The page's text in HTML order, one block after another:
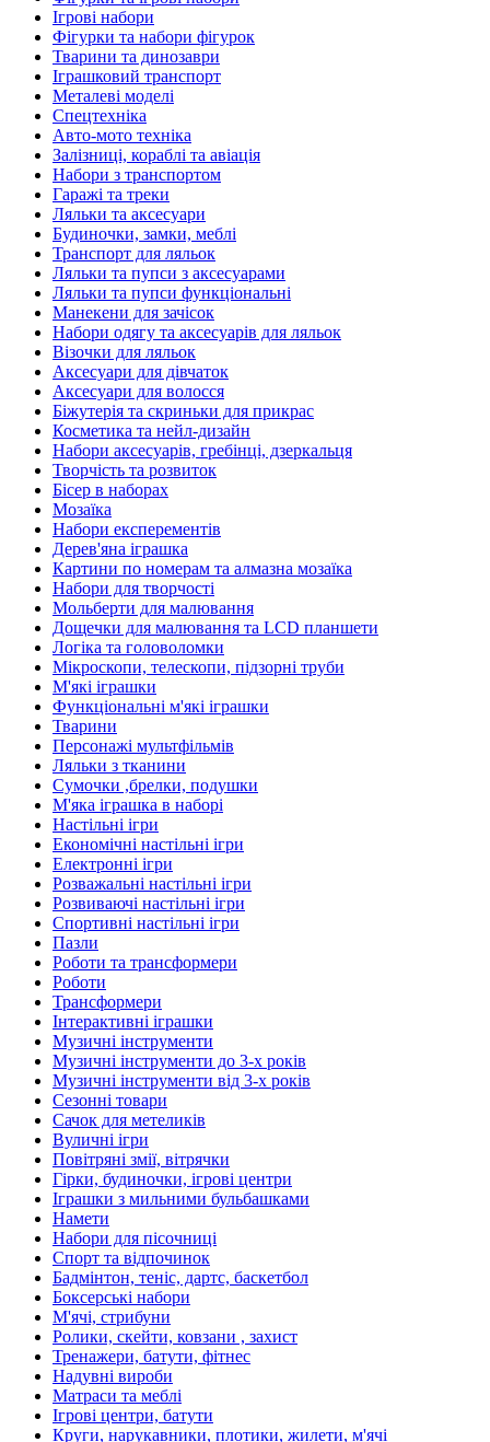
Ігрові набори
Фігурки та набори фігурок
Тварини та динозаври
Іграшковий транспорт
Металеві моделі
Спецтехніка
Авто-мото техніка
Залізниці, кораблі та авіація
Набори з транспортом
Гаражі та треки
Ляльки та аксесуари
Будиночки, замки, меблі
Транспорт для ляльок
Ляльки та пупси з аксесуарами
Ляльки та пупси функціональні
Манекени для зачісок
Набори одягу та аксесуарів для ляльок
Візочки для ляльок
Аксесуари для дівчаток
Аксесуари для волосся
Біжутерія та скриньки для прикрас
Косметика та нейл-дизайн
Набори аксесуарів, гребінці, дзеркальця
Творчість та розвиток
Бісер в наборах
Мозаїка
Набори експерементів
Дерев'яна іграшка
Картини по номерам та алмазна мозаїка
Набори для творчості
Мольберти для малювання
Дощечки для малювання та LCD планшети
Логіка та головоломки
Мікроскопи, телескопи, підзорні труби
М'які іграшки
Функціональні м'які іграшки
Тварини
Персонажі мультфільмів
Ляльки з тканини
Сумочки ,брелки, подушки
М'яка іграшка в наборі
Настільні ігри
Економічні настільні ігри
Електронні ігри
Розважальні настільні ігри
Розвиваючі настільні ігри
Спортивні настільні ігри
Пазли
Роботи та трансформери
Роботи
Трансформери
Інтерактивні іграшки
Музичні інструменти
Музичні інструменти до 3-х років
Музичні інструменти від 3-х років
Сезонні товари
Сачок для метеликів
Вуличні ігри
Повітряні змії, вітрячки
Гірки, будиночки, ігрові центри
Іграшки з мильними бульбашками
Намети
Набори для пісочниці
Спорт та відпочинок
Бадмінтон, теніс, дартс, баскетбол
Боксерські набори
М'ячі, стрибуни
Ролики, скейти, ковзани , захист
Тренажери, батути, фітнес
Надувні вироби
Матраси та меблі
Ігрові центри, батути
Круги, нарукавники, плотики, жилети, м'ячі